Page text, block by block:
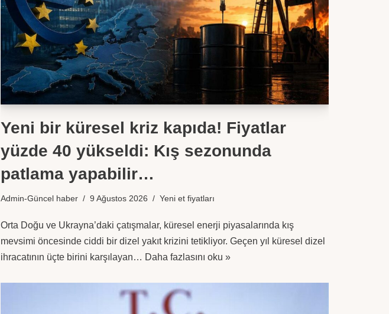
Yeni bir küresel kriz kapıda! Fiyatlar
yüzde 40 yükseldi: Kış sezonunda
patlama yapabilir…
Admin-Güncel haber 9 Ağustos 2026 Yeni et fiyatları
Orta Doğu ve Ukrayna’daki çatışmalar, küresel enerji piyasalarında kış
mevsimi öncesinde ciddi bir dizel yakıt krizini tetikliyor. Geçen yıl küresel dizel
ihracatının üçte birini karşılayan… Daha fazlasını oku »